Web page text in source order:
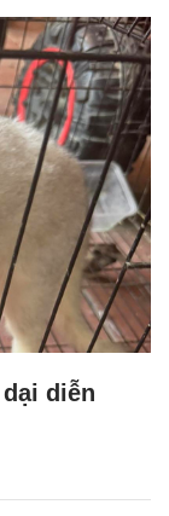
diễn